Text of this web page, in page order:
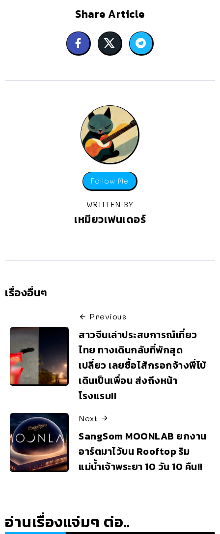
Share Article
Follow Me
WRITTEN BY
เหมียวเฟนเดอร์
เรื่องอื่นๆ
Previous
สาวจีนเล่าประสบการณ์เที่ยว
ไทย ทางเดินกลับที่พักสุด
เปลี่ยว เลยซื้อไส้กรอกจ้างพี่โบ้
เดินเป็นเพื่อน ส่งถึงหน้า
โรงแรม!!
Next
SangSom MOONLAB ยกงาน
อาร์ตมาไว้บน Rooftop ริม
แม่น้ำเจ้าพระยา 10 วัน 10 คืน!!
อ่านเรื่องแจ่มๆ ต่อ..